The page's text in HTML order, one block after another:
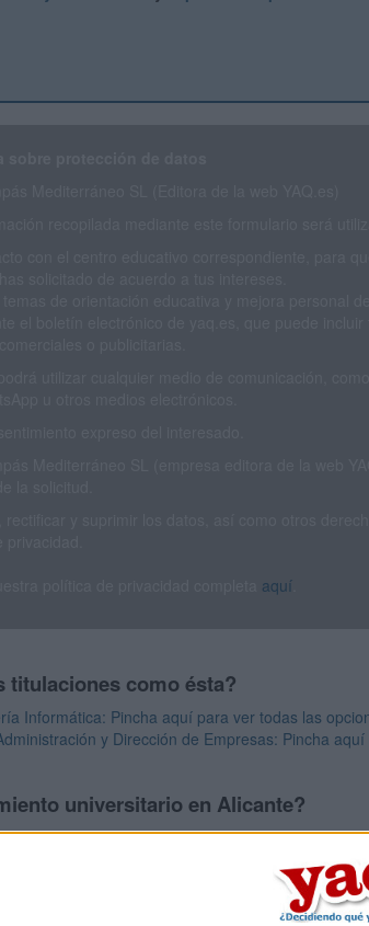
aquí
titulaciones como ésta?
Informática: Pincha aquí para ver todas las
y Dirección de Empresas: Pincha
universitario en Alicante?
y colegios mayores en Alicante